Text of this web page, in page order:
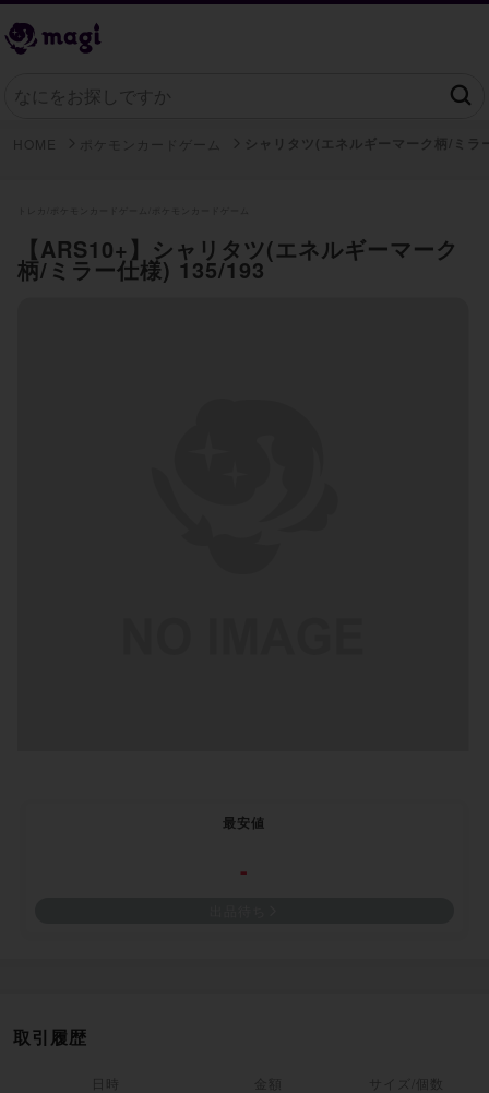
【ARS10+】シャリタツ(エネルギーマーク
柄/ミラー仕様) 135/193
最安値
-
取引履歴
日時 金額 サイズ/個数